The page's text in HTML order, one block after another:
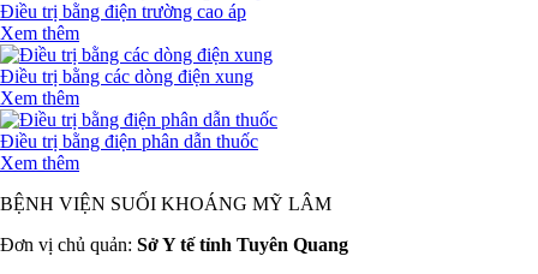
Điều trị bằng điện trường cao áp
Xem thêm
Điều trị bằng các dòng điện xung
Xem thêm
Điều trị bằng điện phân dẫn thuốc
Xem thêm
BỆNH VIỆN SUỐI KHOÁNG MỸ LÂM
Đơn vị chủ quản: Sở Y tế tỉnh Tuyên Quang